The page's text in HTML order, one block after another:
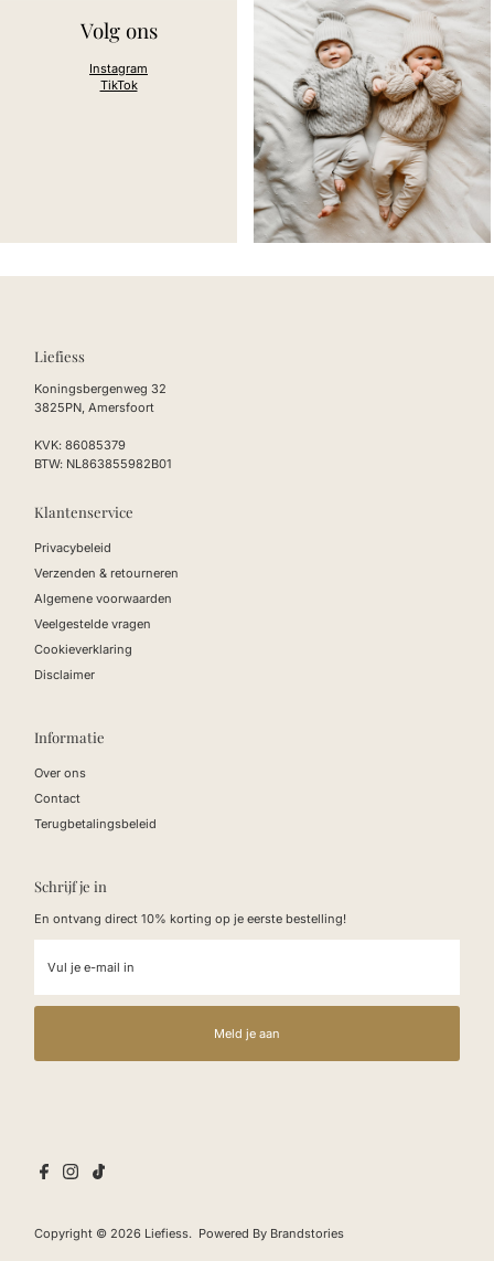
Volg ons
Instagram
TikTok
Liefiess
Koningsbergenweg 32
3825PN, Amersfoort
KVK: 86085379
BTW: NL863855982B01
Klantenservice
Privacybeleid
Verzenden & retourneren
Algemene voorwaarden
Veelgestelde vragen
Cookieverklaring
Disclaimer
Informatie
Over ons
Contact
Terugbetalingsbeleid
Schrijf je in
En ontvang direct 10% korting op je eerste bestelling!
mail
Meld je aan
Copyright © 2026 Liefiess. Powered By Brandstories